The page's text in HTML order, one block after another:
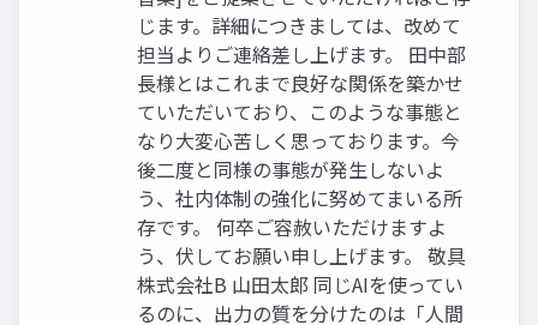
じます。詳細につきましては、改めて
担当よりご連絡差し上げます。 田中部
長様とはこれまで良好な関係を築かせ
ていただいており、このような事態と
なり大変心苦しく思っております。今
後二度と同様の事態が発生しないよ
う、社内体制の強化に努めてまいる所
存です。 何卒ご容赦いただけますよ
う、伏してお願い申し上げます。 敬具
株式会社B 山田太郎 同じAIを使ってい
るのに、出力の質を分けたのは「人間